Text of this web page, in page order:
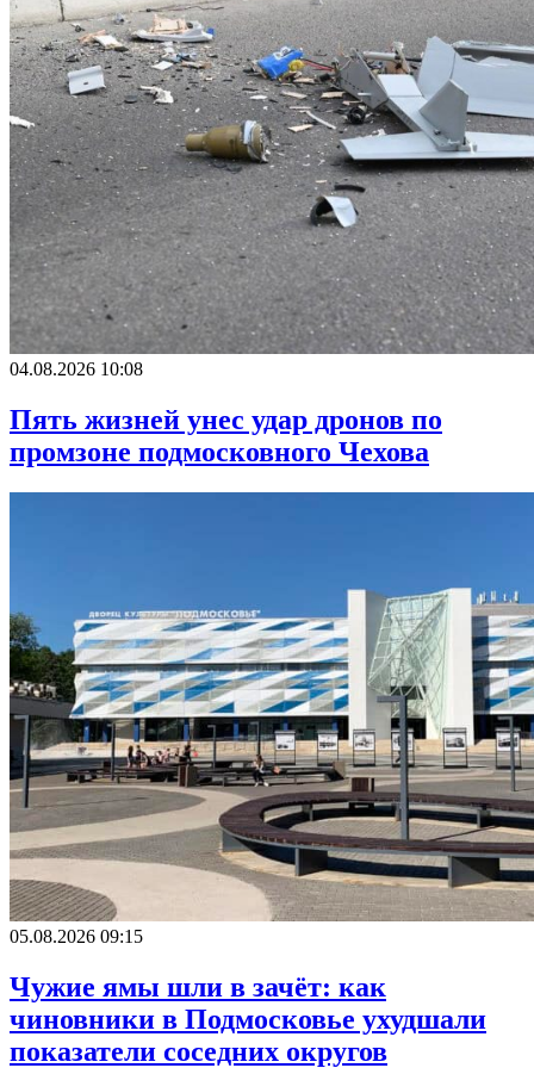
04.08.2026 10:08
Пять жизней унес удар дронов по
промзоне подмосковного Чехова
05.08.2026 09:15
Чужие ямы шли в зачёт: как
чиновники в Подмосковье ухудшали
показатели соседних округов